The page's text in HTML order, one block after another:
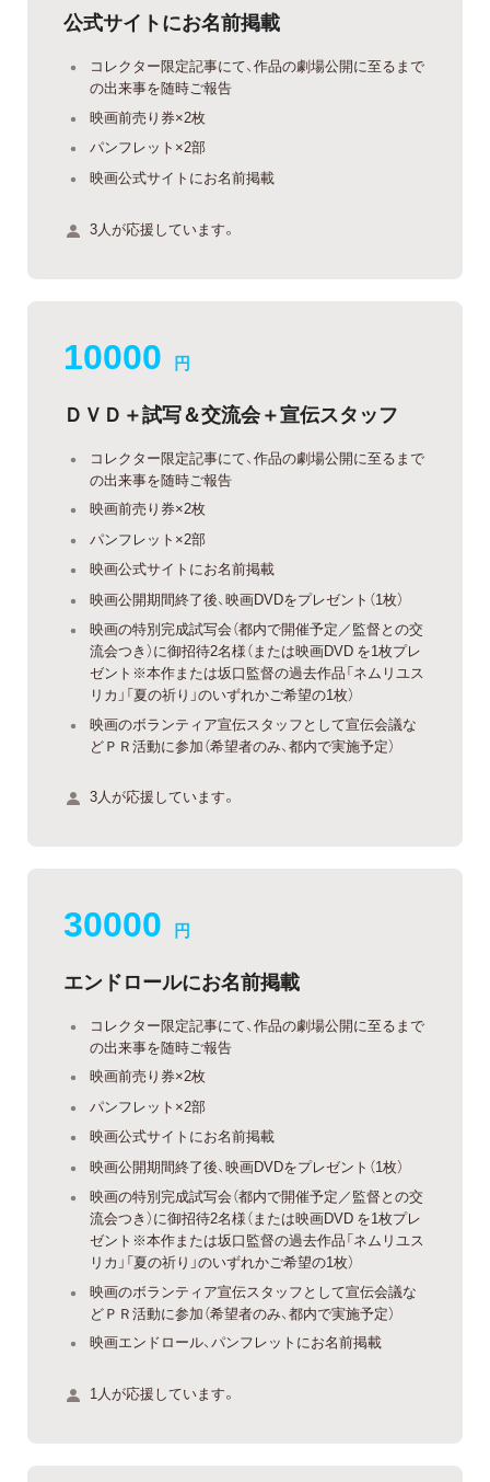
公式サイトにお名前掲載
コレクター限定記事にて、作品の劇場公開に至るまで
の出来事を随時ご報告
映画前売り券×2枚
パンフレット×2部
映画公式サイトにお名前掲載
3人が応援しています。
10000 円
ＤＶＤ＋試写＆交流会＋宣伝スタッフ
コレクター限定記事にて、作品の劇場公開に至るまで
の出来事を随時ご報告
映画前売り券×2枚
パンフレット×2部
映画公式サイトにお名前掲載
映画公開期間終了後、映画DVDをプレゼント（1枚）
映画の特別完成試写会（都内で開催予定／監督との交
流会つき）に御招待2名様（または映画DVD を1枚プレ
ゼント※本作または坂口監督の過去作品「ネムリユス
リカ」「夏の祈り」のいずれかご希望の1枚）
映画のボランティア宣伝スタッフとして宣伝会議な
どＰＲ活動に参加（希望者のみ、都内で実施予定）
3人が応援しています。
30000 円
エンドロールにお名前掲載
コレクター限定記事にて、作品の劇場公開に至るまで
の出来事を随時ご報告
映画前売り券×2枚
パンフレット×2部
映画公式サイトにお名前掲載
映画公開期間終了後、映画DVDをプレゼント（1枚）
映画の特別完成試写会（都内で開催予定／監督との交
流会つき）に御招待2名様（または映画DVD を1枚プレ
ゼント※本作または坂口監督の過去作品「ネムリユス
リカ」「夏の祈り」のいずれかご希望の1枚）
映画のボランティア宣伝スタッフとして宣伝会議な
どＰＲ活動に参加（希望者のみ、都内で実施予定）
映画エンドロール、パンフレットにお名前掲載
1人が応援しています。